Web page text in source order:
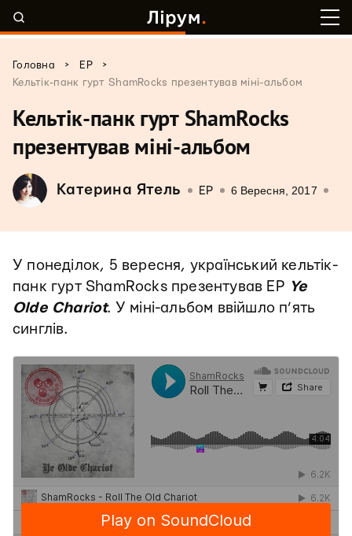
Головна > EP
>
Кельтік-панк гурт ShamRocks презентував міні-альбом
Кельтік-панк гурт ShamRocks
презентував міні-альбом
Катерина Ятель EP 6 Вересня, 2017
У понеділок, 5 вересня, український кельтік-
панк гурт ShamRocks презентував ЕР Ye
Olde Chariot. У міні-альбом ввійшло п’ять
синглів.